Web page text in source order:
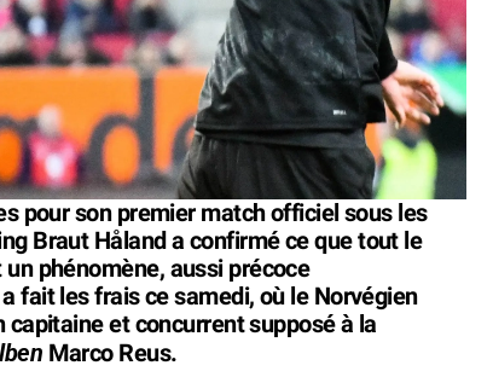
pour son premier match officiel sous les
Braut Håland a confirmé ce que tout le
phénomène, aussi précoce
fait les frais ce samedi, où le Norvégien
et concurrent supposé à la
Marco Reus.